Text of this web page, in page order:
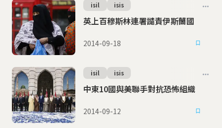
英上百穆斯林連署譴責伊斯蘭國
isil isis
2014-09-18
中東10國與美聯手對抗恐怖組織
isil isis
2014-09-12